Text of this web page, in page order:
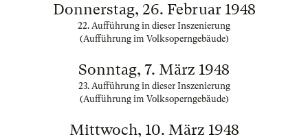
Donnerstag, 26. Februar 1948
22. Aufführung in dieser Inszenierung
(Aufführung im Volksoperngebäude)
Sonntag, 7. März 1948
23. Aufführung in dieser Inszenierung
(Aufführung im Volksoperngebäude)
Mittwoch, 10. März 1948